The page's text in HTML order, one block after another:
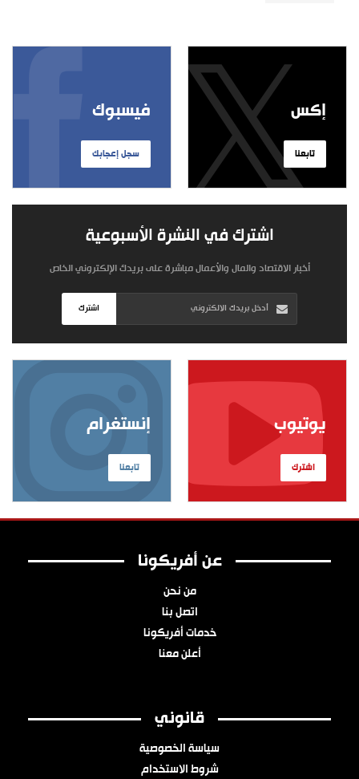
فيسبوك
سجل إعجابك
إكس
تابعنا
اشترك في النشرة الأسبوعية
أخبار الاقتصاد والمال والأعمال مباشرة على بريدك الإلكتروني الخاص
اشترك
إنستغرام
تابعنا
يوتيوب
اشترك
عن أفريكونا
من نحن
اتصل بنا
خدمات أفريكونا
أعلن معنا
قانوني
سياسة الخصوصية
شروط الاستخدام